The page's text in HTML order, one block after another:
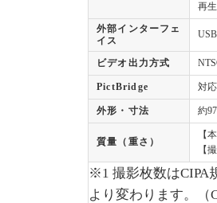
再
外部インターフェ
イス
ビデオ出力方式
PictBridge 対応
外形・寸法 約
質量（重さ）
【
【
※1 撮影枚数はCIPA
より変わります。（